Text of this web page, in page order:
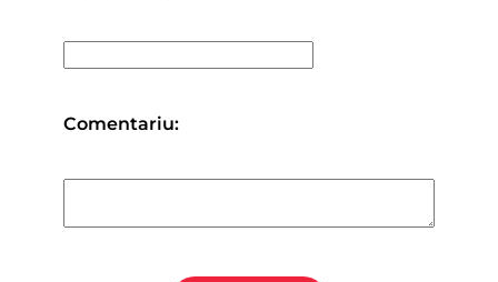
Comentariu: